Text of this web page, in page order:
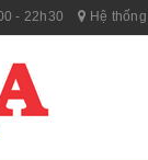
- 22h30 Hệ